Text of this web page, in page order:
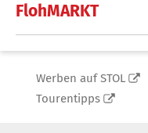
FlohMARKT
Werben auf STOL
Tourentipps